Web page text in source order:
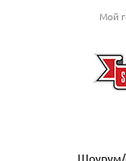
Мой
Шоурум/